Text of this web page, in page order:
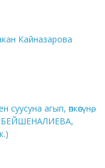
Кайназарова
агып, өпкөсүнө,
БЕЙШЕНАЛИЕВА,